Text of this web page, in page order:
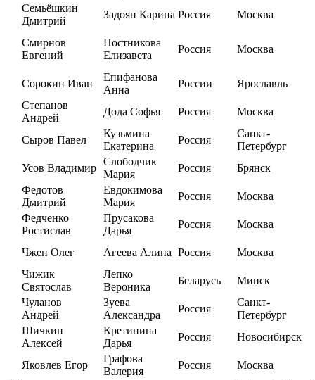
Семьёшкин
Дмитрий
Задоян Карина Россия Москва
Смирнов
Евгений
Постникова
Елизавета
Россия Москва
Сорокин Иван
Епифанова
Анна
России
Ярославль
Степанов
Андрей
Дода Софья Россия Москва
Сыров Павел
Кузьмина
Екатерина
Россия
Санкт-
Петербург
Усов Владимир
Слободчик
Мария
Россия
Брянск
Федотов
Дмитрий
Евдокимова
Мария
Россия
Москва
Федченко
Ростислав
Прусакова
Дарья
Россия Москва
Чжен Олег Агеева Алина Россия
Москва
Чижик
Святослав
Лепко
Вероника
Беларусь
Минск
Чуланов
Андрей
Зуева
Александра
Россия
Санкт-
Петербург
Шичкин
Алексей
Кретинина
Дарья
Россия Новосибирск
Яковлев Егор
Графова
Валерия
Россия
Москва